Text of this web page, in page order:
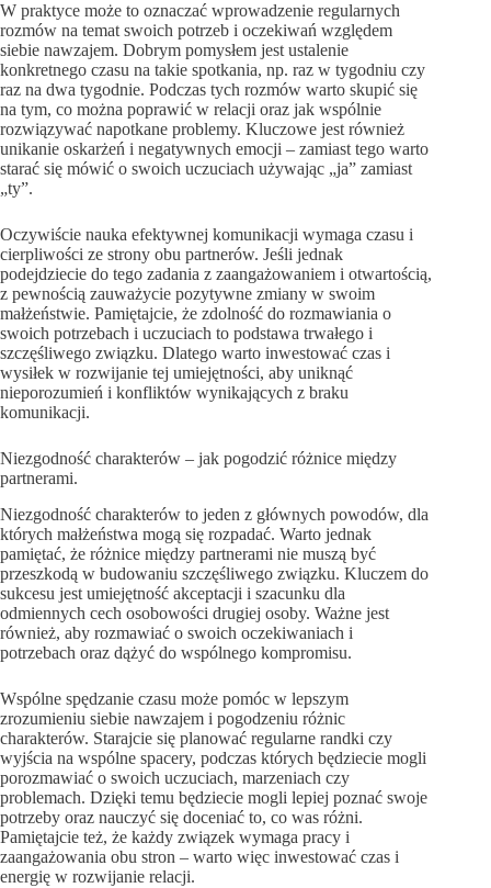
W praktyce może to oznaczać wprowadzenie regularnych
rozmów na temat swoich potrzeb i oczekiwań względem
siebie nawzajem. Dobrym pomysłem jest ustalenie
konkretnego czasu na takie spotkania, np. raz w tygodniu czy
raz na dwa tygodnie. Podczas tych rozmów warto skupić się
na tym, co można poprawić w relacji oraz jak wspólnie
rozwiązywać napotkane problemy. Kluczowe jest również
unikanie oskarżeń i negatywnych emocji – zamiast tego warto
starać się mówić o swoich uczuciach używając „ja” zamiast
„ty”.
Oczywiście nauka efektywnej komunikacji wymaga czasu i
cierpliwości ze strony obu partnerów. Jeśli jednak
podejdziecie do tego zadania z zaangażowaniem i otwartością,
z pewnością zauważycie pozytywne zmiany w swoim
małżeństwie. Pamiętajcie, że zdolność do rozmawiania o
swoich potrzebach i uczuciach to podstawa trwałego i
szczęśliwego związku. Dlatego warto inwestować czas i
wysiłek w rozwijanie tej umiejętności, aby uniknąć
nieporozumień i konfliktów wynikających z braku
komunikacji.
Niezgodność charakterów – jak pogodzić różnice między
partnerami.
Niezgodność charakterów to jeden z głównych powodów, dla
których małżeństwa mogą się rozpadać. Warto jednak
pamiętać, że różnice między partnerami nie muszą być
przeszkodą w budowaniu szczęśliwego związku. Kluczem do
sukcesu jest umiejętność akceptacji i szacunku dla
odmiennych cech osobowości drugiej osoby. Ważne jest
również, aby rozmawiać o swoich oczekiwaniach i
potrzebach oraz dążyć do wspólnego kompromisu.
Wspólne spędzanie czasu może pomóc w lepszym
zrozumieniu siebie nawzajem i pogodzeniu różnic
charakterów. Starajcie się planować regularne randki czy
wyjścia na wspólne spacery, podczas których będziecie mogli
porozmawiać o swoich uczuciach, marzeniach czy
problemach. Dzięki temu będziecie mogli lepiej poznać swoje
potrzeby oraz nauczyć się doceniać to, co was różni.
Pamiętajcie też, że każdy związek wymaga pracy i
zaangażowania obu stron – warto więc inwestować czas i
energię w rozwijanie relacji.